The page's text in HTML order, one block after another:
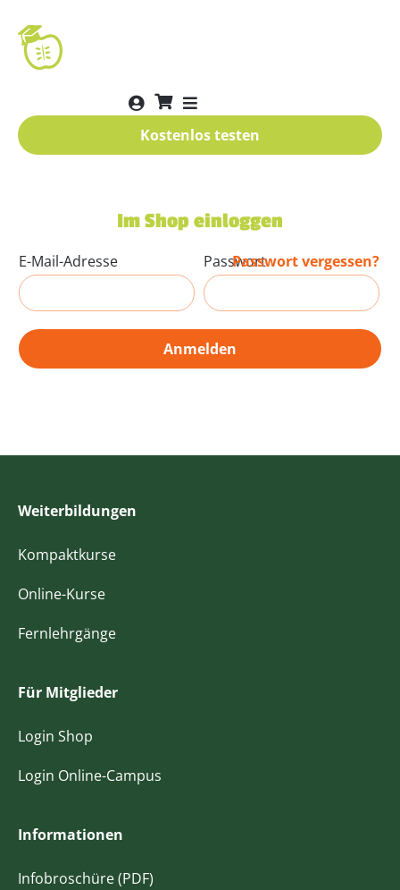
Kostenlos testen
Im Shop einloggen
E-Mail-Adresse Passwort
Passwort vergessen?
Anmelden
Weiterbildungen
Kompaktkurse
Online-Kurse
Fernlehrgänge
Für Mitglieder
Login Shop
Login Online-Campus
Informationen
Infobroschüre (PDF)